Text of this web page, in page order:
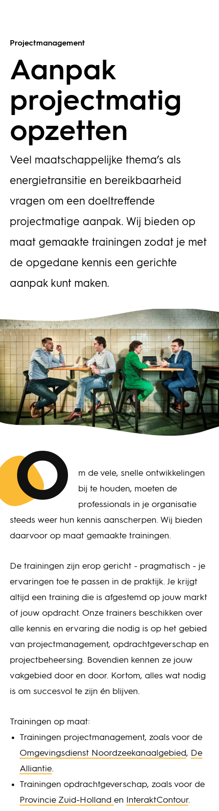
Projectmanagement
Aanpak
projectmatig
opzetten
Veel maatschappelijke thema’s als
energietransitie en bereikbaarheid
vragen om een doeltreffende
projectmatige aanpak. Wij bieden op
maat gemaakte trainingen zodat je met
de opgedane kennis een gerichte
aanpak kunt maken.
O
m de vele, snelle ontwikkelingen
bij te houden, moeten de
professionals in je organisatie
steeds weer hun kennis aanscherpen. Wij bieden
daarvoor op maat gemaakte trainingen.
De trainingen zijn erop gericht - pragmatisch - je
ervaringen toe te passen in de praktijk. Je krijgt
altijd een training die is afgestemd op jouw markt
of jouw opdracht. Onze trainers beschikken over
alle kennis en ervaring die nodig is op het gebied
van projectmanagement, opdrachtgeverschap en
projectbeheersing. Bovendien kennen ze jouw
vakgebied door en door. Kortom, alles wat nodig
is om succesvol te zijn én blijven.
Trainingen op maat:
Trainingen projectmanagement, zoals voor de
Omgevingsdienst Noordzeekanaalgebied, De
Alliantie.
Trainingen opdrachtgeverschap, zoals voor de
Provincie Zuid-Holland en InteraktContour.